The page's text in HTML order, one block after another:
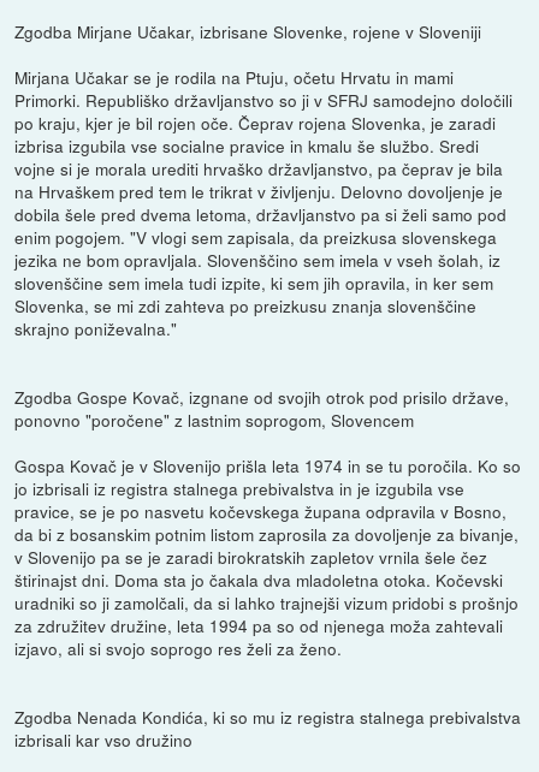
Zgodba Mirjane Učakar, izbrisane Slovenke, rojene v Sloveniji
Mirjana Učakar se je rodila na Ptuju, očetu Hrvatu in mami
Primorki. Republiško državljanstvo so ji v SFRJ samodejno določili
po kraju, kjer je bil rojen oče. Čeprav rojena Slovenka, je zaradi
izbrisa izgubila vse socialne pravice in kmalu še službo. Sredi
vojne si je morala urediti hrvaško državljanstvo, pa čeprav je bila
na Hrvaškem pred tem le trikrat v življenju. Delovno dovoljenje je
dobila šele pred dvema letoma, državljanstvo pa si želi samo pod
enim pogojem. "V vlogi sem zapisala, da preizkusa slovenskega
jezika ne bom opravljala. Slovenščino sem imela v vseh šolah, iz
slovenščine sem imela tudi izpite, ki sem jih opravila, in ker sem
Slovenka, se mi zdi zahteva po preizkusu znanja slovenščine
skrajno poniževalna."
Zgodba Gospe Kovač, izgnane od svojih otrok pod prisilo države,
ponovno "poročene" z lastnim soprogom, Slovencem
Gospa Kovač je v Slovenijo prišla leta 1974 in se tu poročila. Ko so
jo izbrisali iz registra stalnega prebivalstva in je izgubila vse
pravice, se je po nasvetu kočevskega župana odpravila v Bosno,
da bi z bosanskim potnim listom zaprosila za dovoljenje za bivanje,
v Slovenijo pa se je zaradi birokratskih zapletov vrnila šele čez
štirinajst dni. Doma sta jo čakala dva mladoletna otoka. Kočevski
uradniki so ji zamolčali, da si lahko trajnejši vizum pridobi s prošnjo
za združitev družine, leta 1994 pa so od njenega moža zahtevali
izjavo, ali si svojo soprogo res želi za ženo.
Zgodba Nenada Kondića, ki so mu iz registra stalnega prebivalstva
izbrisali kar vso družino